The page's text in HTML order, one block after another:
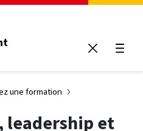
une formation
leadership et